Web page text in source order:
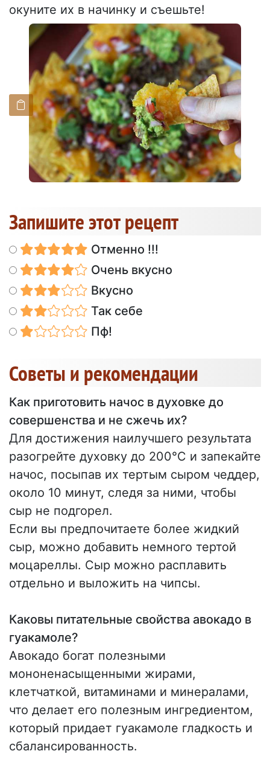
окуните их в начинку и съешьте!
Запишите этот рецепт
Отменно !!!
Очень вкусно
Вкусно
Так себе
Пф!
Советы и рекомендации
Как приготовить начос в духовке до
совершенства и не сжечь их?
Для достижения наилучшего результата
разогрейте духовку до 200°C и запекайте
начос, посыпав их тертым сыром чеддер,
около 10 минут, следя за ними, чтобы
сыр не подгорел.
Если вы предпочитаете более жидкий
сыр, можно добавить немного тертой
моцареллы. Сыр можно расплавить
отдельно и выложить на чипсы.
Каковы питательные свойства авокадо в
гуакамоле?
Авокадо богат полезными
мононенасыщенными жирами,
клетчаткой, витаминами и минералами,
что делает его полезным ингредиентом,
который придает гуакамоле гладкость и
сбалансированность.